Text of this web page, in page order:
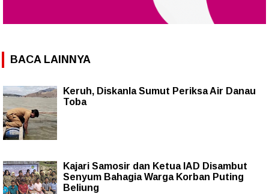
BACA LAINNYA
Keruh, Diskanla Sumut Periksa Air Danau
Toba
Kajari Samosir dan Ketua IAD Disambut
Senyum Bahagia Warga Korban Puting
Beliung